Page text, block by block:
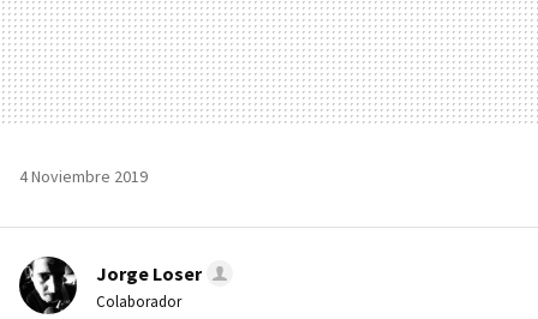
4 Noviembre 2019
Jorge Loser
Colaborador